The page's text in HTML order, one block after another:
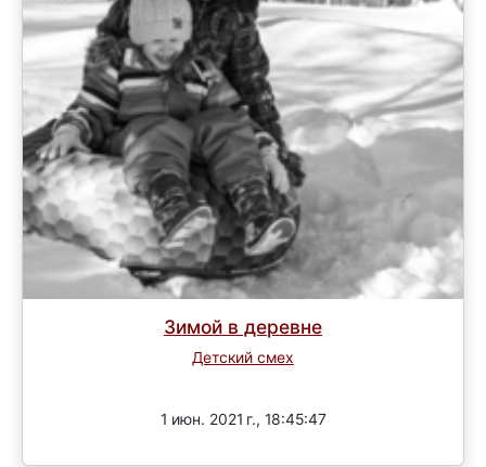
Зимой в деревне
Детский смех
1 июн. 2021 г., 18:45:47